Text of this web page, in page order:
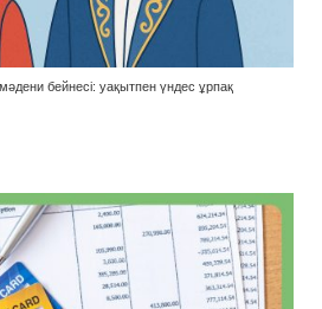
бейнесі: уақытпен үндес ұрпақ